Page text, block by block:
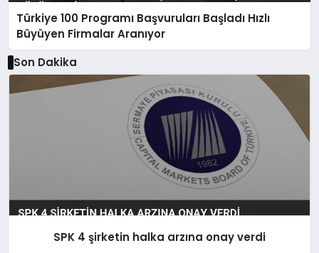
Türkiye 100 Programı Başvuruları Başladı Hızlı
Büyüyen Firmalar Aranıyor
Son Dakika
SPK 4 şirketin halka arzına onay verdi